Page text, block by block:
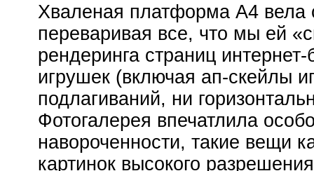
Хваленая платформа А4 вела
переваривая все, что мы ей
рендеринга страниц
игрушек (включая ап-скейлы
подлагиваний, ни
Фотогалерея впечатлила
навороченности, такие вещи
картинок высокого